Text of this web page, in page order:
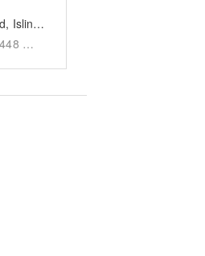
Essex Road, Islington - The Contemporary Shop
448